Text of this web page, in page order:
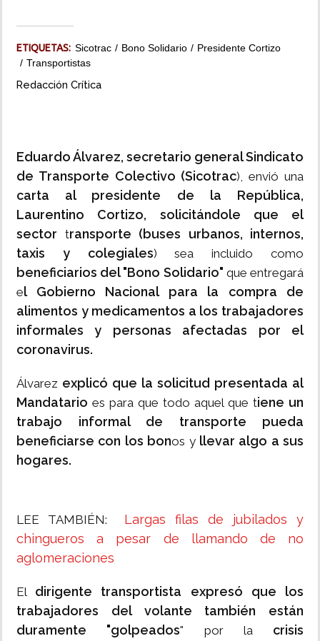
ETIQUETAS: Sicotrac Bono Solidario
Presidente Cortizo
Transportistas
Redacción Crítica
Eduardo Álvarez, secretario general Sindicato
de Transporte Colectivo (Sicotrac), envió una
carta al presidente de la República,
Laurentino Cortizo, solicitándole que el
sector transporte (buses urbanos, internos,
taxis y colegiales) sea incluido como
beneficiarios del "Bono Solidario" que entregará
el Gobierno Nacional para la compra de
alimentos y medicamentos a los trabajadores
informales y personas afectadas por el
coronavirus.
Álvarez explicó que la solicitud presentada al
Mandatario es para que todo aquel que tiene un
trabajo informal de transporte pueda
beneficiarse con los bonos y llevar algo a sus
hogares.
LEE TAMBIÉN: Largas filas de jubilados y
chingueros a pesar de llamando de no
aglomeraciones
El dirigente transportista expresó que los
trabajadores del volante también están
duramente "golpeados" por la crisis